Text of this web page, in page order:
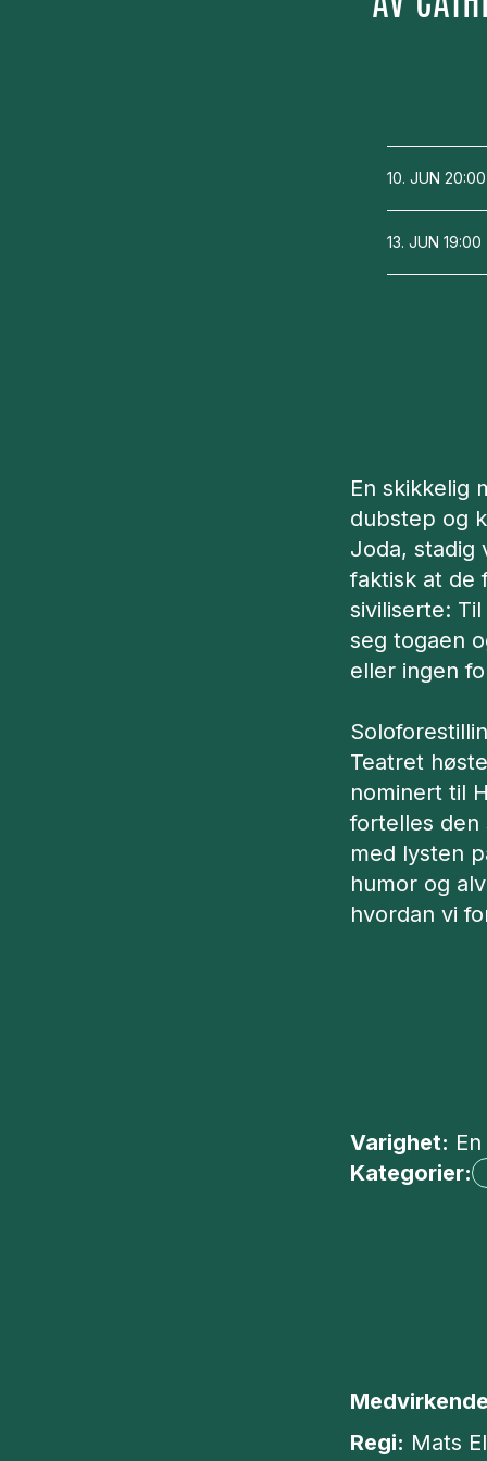
10. JUN 20:00
13. JUN 19:00
En skikkelig
dubstep og
Joda, stadig
faktisk at de
siviliserte:
seg togaen
eller ingen
Teatret
nominert til
fortelles den
med lysten
humor og
hvordan vi
Varighet:
Kategorier:
Regi: Mats